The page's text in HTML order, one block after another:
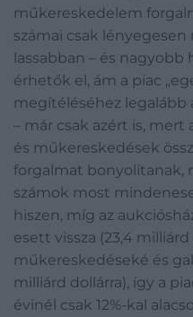
műkereskedelem
számai csak
lassabban – és
érhetők el, ám a piac
megítéléséhez
– már csak azért is, mert
és műkereskedések
forgalmat bonyolítanak,
számok most
hiszen, míg az
esett vissza (23,4 milliárd
műkereskedéseké és
milliárd dollárra), így a
évinél csak 12%-kal